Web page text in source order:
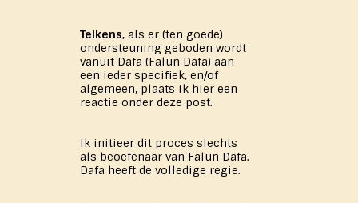
Telkens, als er (ten goede)
ondersteuning geboden wordt
vanuit Dafa (Falun Dafa) aan
een ieder specifiek, en/of
algemeen, plaats ik hier een
reactie onder deze post.
Ik initieer dit proces slechts
als beoefenaar van Falun Dafa.
Dafa heeft de volledige regie.